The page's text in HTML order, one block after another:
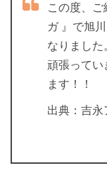
この度、
ガ 』で旭
なりました
頑張ってい
ます！！
出典：吉永